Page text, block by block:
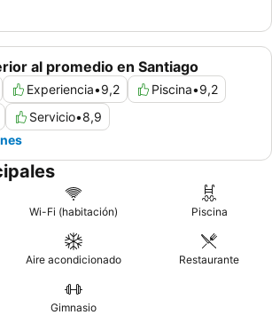
al promedio en Santiago
Experiencia•9,2 Piscina•9,2
Servicio•8,9
Wi-Fi (habitación) Piscina
Aire acondicionado Restaurante
Gimnasio